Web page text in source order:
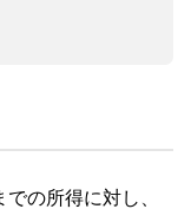
の所得に対し、